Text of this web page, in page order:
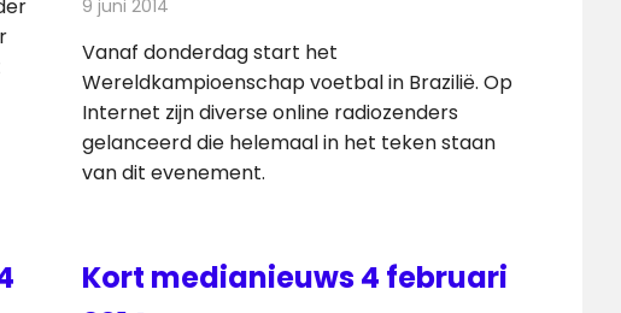
9 juni 2014
Vanaf donderdag start het
Wereldkampioenschap voetbal in Brazilië. Op
Internet zijn diverse online radiozenders
gelanceerd die helemaal in het teken staan
van dit evenement.
Kort medianieuws 4 februari